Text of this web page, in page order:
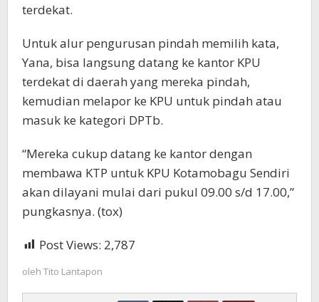
terdekat.
Untuk alur pengurusan pindah memilih kata,
Yana, bisa langsung datang ke kantor KPU
terdekat di daerah yang mereka pindah,
kemudian melapor ke KPU untuk pindah atau
masuk ke kategori DPTb.
“Mereka cukup datang ke kantor dengan
membawa KTP untuk KPU Kotamobagu Sendiri
akan dilayani mulai dari pukul 09.00 s/d 17.00,”
pungkasnya. (tox)
Post Views: 2,787
oleh Tito Lantapon